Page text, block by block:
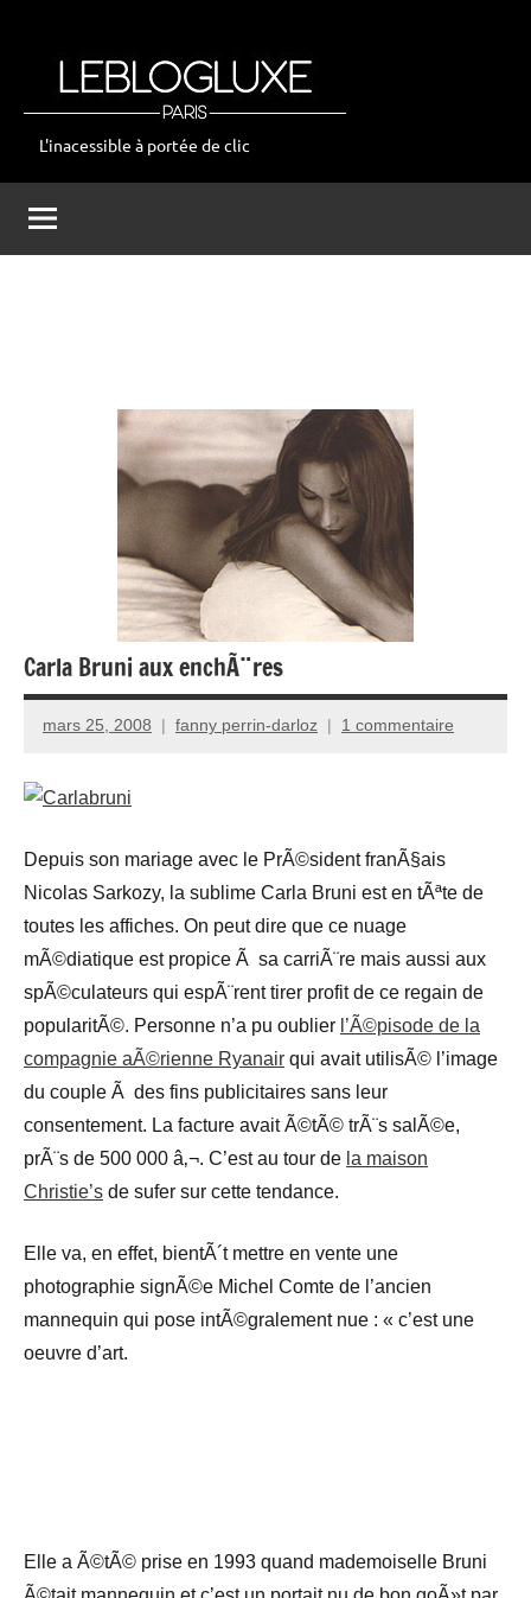
leblogluxe
L'inacessible à portée de clic
Carla Bruni aux enchÃ¨res
mars 25, 2008 fanny perrin-darloz 1 commentaire
Depuis son mariage avec le PrÃ©sident franÃ§ais
Nicolas Sarkozy, la sublime Carla Bruni est en tÃªte de
toutes les affiches. On peut dire que ce nuage
mÃ©diatique est propice Ã sa carriÃ¨re mais aussi aux
spÃ©culateurs qui espÃ¨rent tirer profit de ce regain de
popularitÃ©. Personne n’a pu oublier l’Ã©pisode de la
compagnie aÃ©rienne Ryanair qui avait utilisÃ© l’image
du couple Ã des fins publicitaires sans leur
consentement. La facture avait Ã©tÃ© trÃ¨s salÃ©e,
prÃ¨s de 500 000 â‚¬. C’est au tour de la maison
Christie’s de sufer sur cette tendance.
Elle va, en effet, bientÃ´t mettre en vente une
photographie signÃ©e Michel Comte de l’ancien
mannequin qui pose intÃ©gralement nue : « c’est une
oeuvre d’art.
Elle a Ã©tÃ© prise en 1993 quand mademoiselle Bruni